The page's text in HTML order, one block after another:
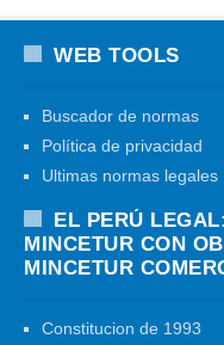
WEB TOOLS
Buscador de normas
Política de privacidad
Ultimas normas legales
EL PERÚ
MINCETUR CON
MINCETUR
Constitucion de 1993